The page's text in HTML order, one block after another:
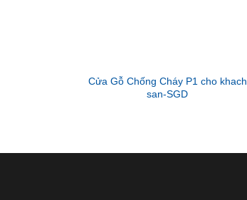
Cửa Gỗ Chống Cháy P1 cho khach
san-SGD